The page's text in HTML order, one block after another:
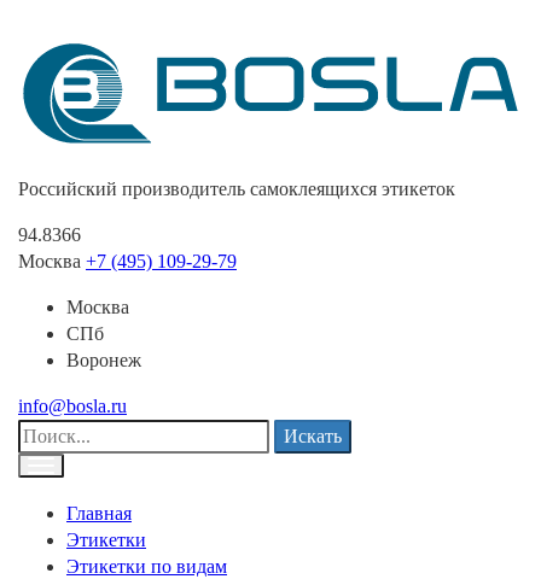
Российский производитель самоклеящихся этикеток
94.8366
Москва +7 (495) 109-29-79
Москва
СПб
Воронеж
info@bosla.ru
Искать
Главная
Этикетки
Этикетки по видам